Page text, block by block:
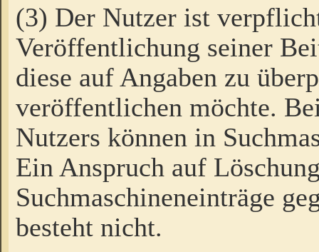
(3) Der Nutzer ist
Veröffentlichung seiner
diese auf Angaben zu
veröffentlichen möchte.
Nutzers können in
Ein Anspruch auf
Suchmaschineneinträge
besteht nicht.